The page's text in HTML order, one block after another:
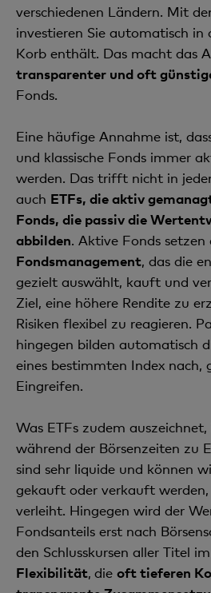
verschiedenen Ländern. Mit
investieren Sie automatisch in
Korb enthält. Das macht das
transparenter und oft
Fonds.
Eine häufige Annahme ist,
und klassische Fonds immer
werden. Das trifft nicht in
auch ETFs, die aktiv
Fonds, die passiv die
abbilden. Aktive Fonds setzen
Fondsmanagement, das die
gezielt auswählt, kauft und
Ziel, eine höhere Rendite zu
Risiken flexibel zu reagieren.
hingegen bilden automatisch
eines bestimmten Index nach,
Eingreifen.
Was ETFs zudem
während der Börsenzeiten zu
sind sehr liquide und können
gekauft oder verkauft
verleiht. Hingegen wird der
Fondsanteils erst nach
den Schlusskursen aller Titel
Flexibilität, die oft tieferen